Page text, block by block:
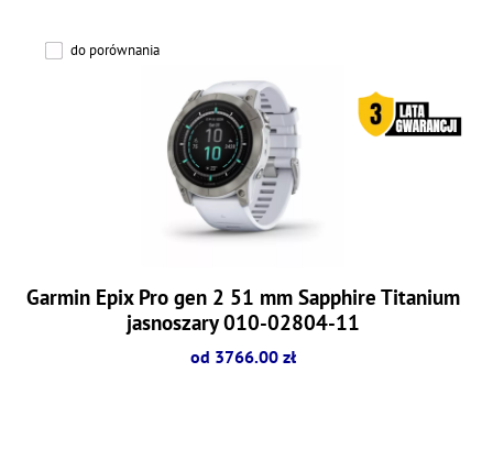
do porównania
Garmin Epix Pro gen 2 51 mm Sapphire Titanium
jasnoszary 010-02804-11
od 3766.00 zł